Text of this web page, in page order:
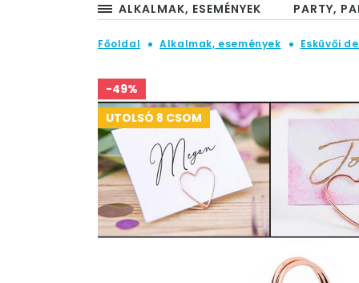
ALKALMAK, ESEMÉNYEK PARTY,
Főoldal Alkalmak, események Esküvői
-49%
UTOLSÓ 8 CSOM